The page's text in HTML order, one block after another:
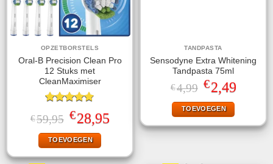
OPZETBORSTELS
Oral-B Precision Clean Pro
12 Stuks met
CleanMaximiser
Gewaardeerd
4.75uit 5
€59,95 Oorspronkelijke
prijs
was:
€59,95.
€28,95Huidige
prijs
TOEVOEGEN
TANDPASTA
Sensodyne Extra Whitening
Tandpasta 75ml
€4,99 Oorspronkelijke
prijs
was:
€4,99.
€2,49Huidige
prijs
is:
€2,49.
TOEVOEGEN